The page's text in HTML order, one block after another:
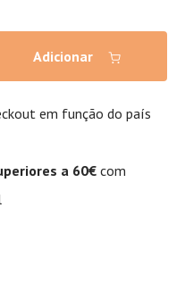
Adicionar
em função do país
a 60€ com